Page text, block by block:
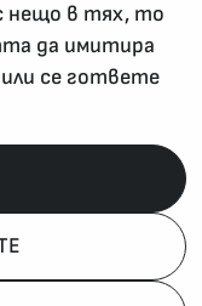
Rights, etc 2026
нещо в тях, то
да имитира
се гответе